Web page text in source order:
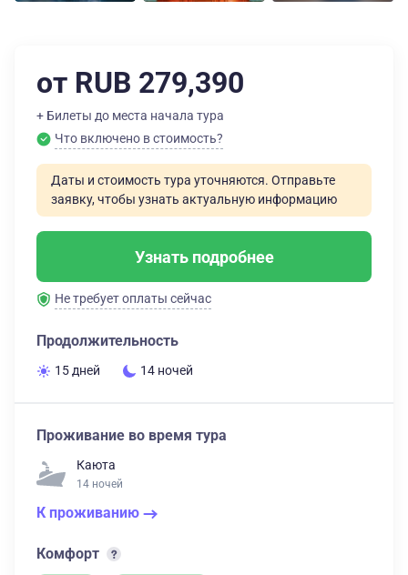
от RUB 279,390
+ Билеты до места начала тура
Что включено в стоимость?
Даты и стоимость тура уточняются. Отправьте
заявку, чтобы узнать актуальную информацию
Узнать подробнее
Не требует оплаты сейчас
Продолжительность
15 дней 14 ночей
Проживание во время тура
Каюта
14 ночей
К проживанию
Комфорт